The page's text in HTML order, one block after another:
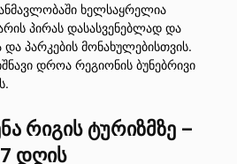
ხელსაყრელია
პირას დასასვენებლად და
პარკების მონახულებისთვის.
დროა რეგიონის ბუნებრივი
რიგის ტურიზმზე –
7 დღის